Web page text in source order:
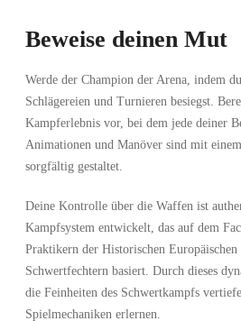
Beweise deinen Mut
Werde der Champion der Arena, indem
Schlägereien und Turnieren besiegst.
Kampferlebnis vor, bei dem jede deiner
Animationen und Manöver sind mit
sorgfältig gestaltet.
Deine Kontrolle über die Waffen ist
Kampfsystem entwickelt, das auf dem
Praktikern der Historischen
Schwertfechtern basiert. Durch dieses
die Feinheiten des Schwertkampfs
Spielmechaniken erlernen.